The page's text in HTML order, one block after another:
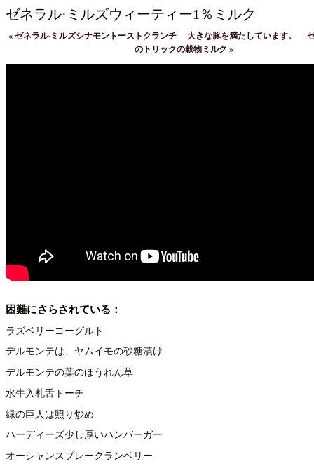
ゼネラル·ミルズウィーティー1％ミルク
«ゼネラル·ミルズシナモントーストクランチ 大きな豚を満たしています。
のトリックの穀物ミルク »
困難にさらされている：
ラズベリーヨーグルト
デルモンテは、ヤムイモの砂糖漬け
デルモンテの葉のほうれん草
水牛入札舌トーチ
緑の巨人は照り炒め
ハーディーズ少し厚いハンバーガー
オーシャンスプレークランベリー